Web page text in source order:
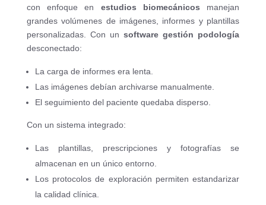
con enfoque en estudios biomecánicos manejan
grandes volúmenes de imágenes, informes y plantillas
personalizadas. Con unsoftware gestión podología
desconectado:
La carga de informes era lenta.
Las imágenes debían archivarse manualmente.
El seguimiento del paciente quedaba disperso.
Con un sistema integrado:
Las plantillas, prescripciones y fotografías se
almacenan en un único entorno.
Los protocolos de exploración permiten estandarizar
la calidad clínica.